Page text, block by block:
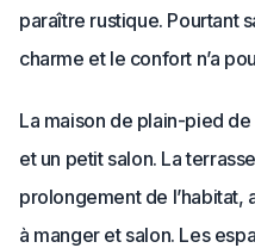
paraître rustique. Pourtant
charme et le confort n’a
La maison de plain-pied
et un petit salon. La
prolongement de
à manger et salon. Les